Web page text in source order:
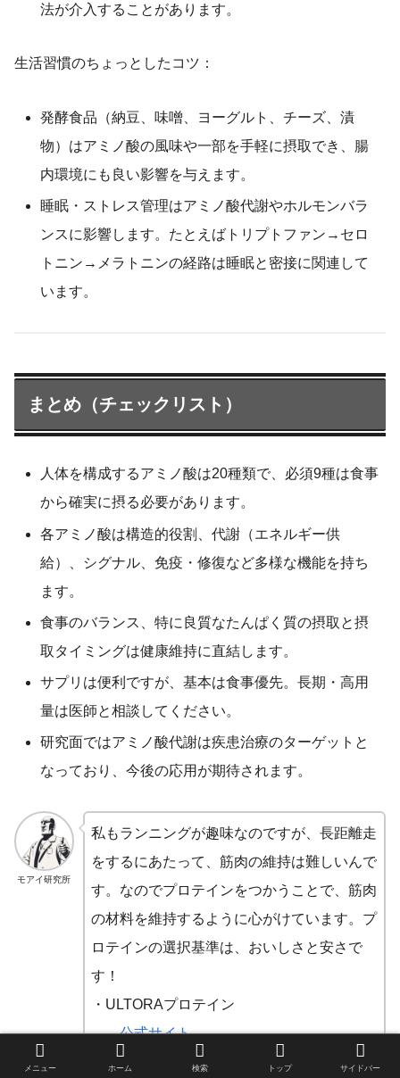
法が介入することがあります。
生活習慣のちょっとしたコツ：
発酵食品（納豆、味噌、ヨーグルト、チーズ、漬
物）はアミノ酸の風味や一部を手軽に摂取でき、腸
内環境にも良い影響を与えます。
睡眠・ストレス管理はアミノ酸代謝やホルモンバラ
ンスに影響します。たとえばトリプトファン→セロ
トニン→メラトニンの経路は睡眠と密接に関連して
います。
まとめ（チェックリスト）
人体を構成するアミノ酸は20種類で、必須9種は食事
から確実に摂る必要があります。
各アミノ酸は構造的役割、代謝（エネルギー供
給）、シグナル、免疫・修復など多様な機能を持ち
ます。
食事のバランス、特に良質なたんぱく質の摂取と摂
取タイミングは健康維持に直結します。
サプリは便利ですが、基本は食事優先。長期・高用
量は医師と相談してください。
研究面ではアミノ酸代謝は疾患治療のターゲットと
なっており、今後の応用が期待されます。
モアイ研究所
私もランニングが趣味なのですが、長距離走
をするにあたって、筋肉の維持は難しいんで
す。なのでプロテインをつかうことで、筋肉
の材料を維持するように心がけています。プ
ロテインの選択基準は、おいしさと安さで
す！
・ULTORAプロテイン
→ 公式サイト ←
・My protein
メニュー ホーム 検索 トップ サイドバー